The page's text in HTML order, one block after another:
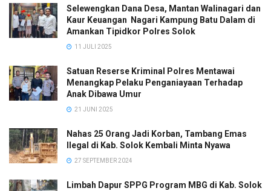
Selewengkan Dana Desa, Mantan Walinagari dan
Kaur Keuangan Nagari Kampung Batu Dalam di
Amankan Tipidkor Polres Solok
11 JULI 2025
Satuan Reserse Kriminal Polres Mentawai
Menangkap Pelaku Penganiayaan Terhadap
Anak Dibawa Umur
21 JUNI 2025
Nahas 25 Orang Jadi Korban, Tambang Emas
Ilegal di Kab. Solok Kembali Minta Nyawa
27 SEPTEMBER 2024
Limbah Dapur SPPG Program MBG di Kab. Solok